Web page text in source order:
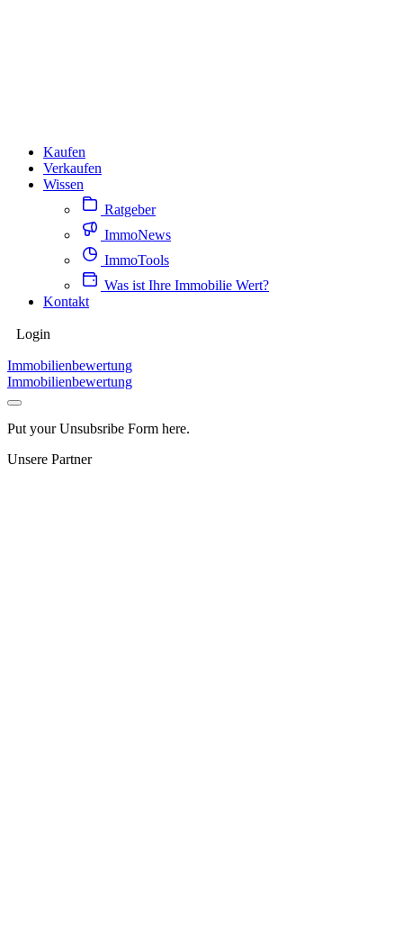
Kaufen
Verkaufen
Wissen
Ratgeber
ImmoNews
ImmoTools
Was ist Ihre Immobilie Wert?
Kontakt
Login
Immobilienbewertung
Immobilienbewertung
Put your Unsubsribe Form here.
Unsere Partner